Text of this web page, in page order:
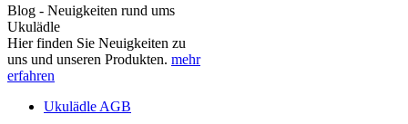
Blog - Neuigkeiten rund ums
Ukulädle
Hier finden Sie Neuigkeiten zu
uns und unseren Produkten. mehr
erfahren
Ukulädle AGB